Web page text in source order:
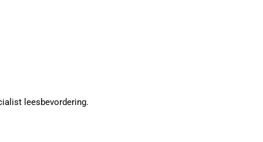
leesbevordering.